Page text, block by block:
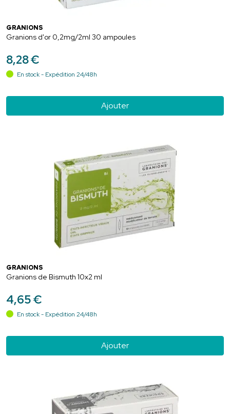
GRANIONS
Granions d'or 0,2mg/2ml 30 ampoules
8,28€
En stock - Expédition 24/48h
Ajouter
GRANIONS
Granions de Bismuth 10x2 ml
4,65€
En stock - Expédition 24/48h
Ajouter